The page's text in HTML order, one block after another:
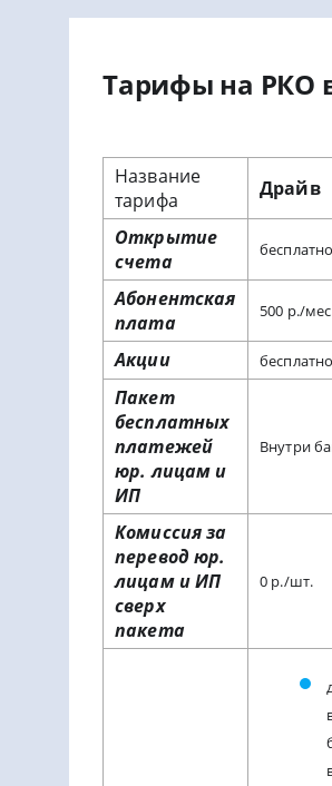
Тарифы на РКО
Название
тарифа
Драйв
Открытие
счета
бесплатно
Абонентская
плата
500 р./
Акции
Пакет
бесплатных
платежей
юр. лицам и
ИП
Внутри
Комиссия за
перевод юр.
лицам и ИП
сверх
пакета
0 р./шт.